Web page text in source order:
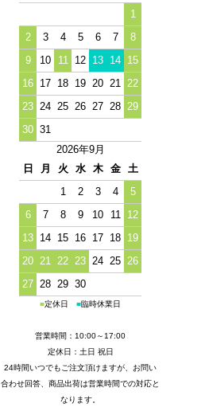
1
2
3 4 5 6 7
8
9
10 11 12 13 14 15
16 17 18 19 20 21
22
23 24 25 26 27 28 29
30 31
2026年9月
日
月 火 水 木 金
土
1
2 3 4
5
6
7 8 9 10 11
12
13 14 15 16 17 18 19
20 21 22 23 24 25 26
27 28 29 30
■定休日 ■臨時休業日
営業時間：10:00～17:00
定休日：土日 祝日
24時間いつでもご注文頂けますが、お問い
合わせ回答、商品出荷は営業時間での対応と
なります。